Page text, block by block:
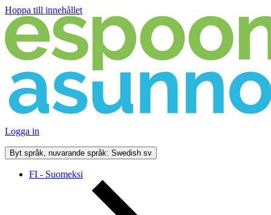
Hoppa till innehållet
Logga in
Byt språk, nuvarande språk: Swedish sv
FI - Suomeksi